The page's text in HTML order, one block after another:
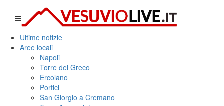
Ultime notizie
Aree locali
Napoli
Torre del Greco
Ercolano
Portici
San Giorgio a Cremano